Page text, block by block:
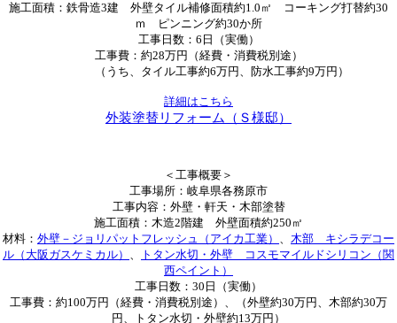
施工面積：鉄骨造3建 外壁タイル補修面積約1.0㎡ コーキング打替約30
ｍ ピンニング約30か所
工事日数：6日（実働）
工事費：約28万円（経費・消費税別途）
（うち、タイル工事約6万円、防水工事約9万円）
詳細はこちら
外装塗替リフォーム（Ｓ様邸）
＜工事概要＞
工事場所：岐阜県各務原市
工事内容：外壁・軒天・木部塗替
施工面積：木造2階建 外壁面積約250㎡
材料： 外壁－ジョリパットフレッシュ（アイカ工業） 、 木部 キシラデコー
ル（大阪ガスケミカル） 、
トタン水切・外壁 コスモマイルドシリコン（関
西ペイント）
工事日数：30日（実働）
工事費：約100万円（経費・消費税別途）、（外壁約30万円、木部約30万
円、トタン水切・外壁約13万円）